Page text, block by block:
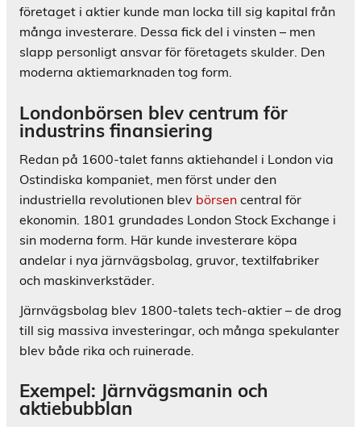
företaget i aktier kunde man locka till sig kapital från
många investerare. Dessa fick del i vinsten – men
slapp personligt ansvar för företagets skulder. Den
moderna aktiemarknaden tog form.
Londonbörsen blev centrum för
industrins finansiering
Redan på 1600-talet fanns aktiehandel i London via
Ostindiska kompaniet, men först under den
industriella revolutionen blev börsen central för
ekonomin. 1801 grundades London Stock Exchange i
sin moderna form. Här kunde investerare köpa
andelar i nya järnvägsbolag, gruvor, textilfabriker
och maskinverkstäder.
Järnvägsbolag blev 1800-talets tech-aktier – de drog
till sig massiva investeringar, och många spekulanter
blev både rika och ruinerade.
Exempel: Järnvägsmanin och
aktiebubblan